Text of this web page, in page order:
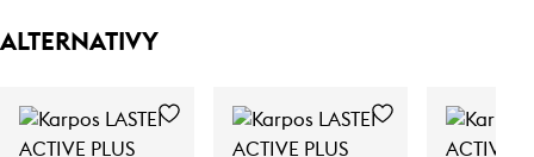
ALTERNATIVY